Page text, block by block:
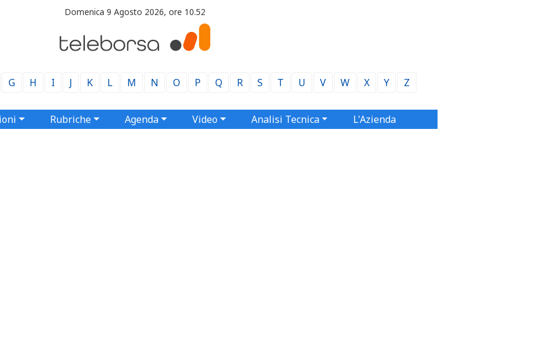
Domenica 9 Agosto 2026, ore 10.52
G H I J K L M N O P Q R S T U V W X Y Z
Rubriche Agenda Video Analisi Tecnica L'Azienda